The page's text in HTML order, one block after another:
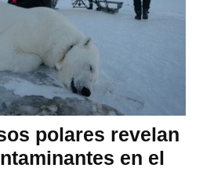
polares revelan
en el